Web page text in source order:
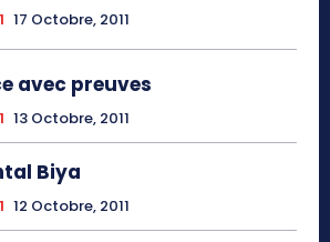
17 Octobre, 2011
avec preuves
13 Octobre, 2011
Biya
12 Octobre, 2011